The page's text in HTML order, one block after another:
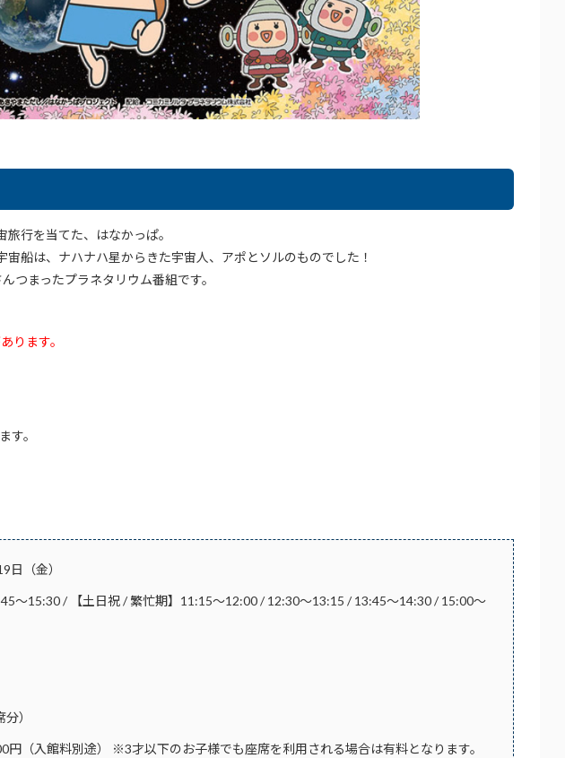
行を当てた、はなかっぱ。
船は、ナハナハ星からきた宇宙人、アポとソルのものでした！
つまったプラネタリウム番組です。
ります。
す。
日（金）
～15:30 / 【土日祝 / 繁忙期】11:15～12:00 / 12:30～13:15 / 13:45～14:30 / 15:00～
）
円（入館料別途） ※3才以下のお子様でも座席を利用される場合は有料となります。